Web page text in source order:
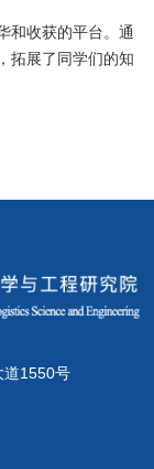
收获的平台。通
拓展了同学们的知
道1550号